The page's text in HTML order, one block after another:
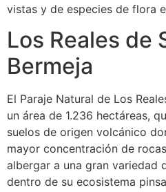
vistas y de especies de flora
Los Reales de
Bermeja
El Paraje Natural de Los
un área de 1.236 hectáreas,
suelos de origen volcánico
mayor concentración de
albergar a una gran variedad
dentro de su ecosistema